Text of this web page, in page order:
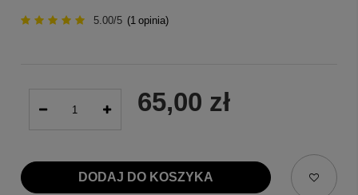
5.00/5 (1 opinia)
65,00 zł
DODAJ DO KOSZYKA